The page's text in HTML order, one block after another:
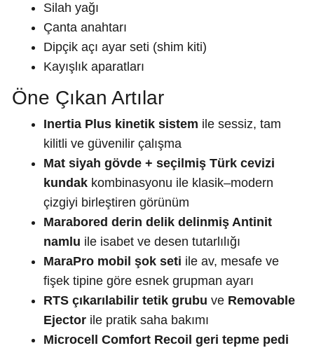
Silah yağı
Çanta anahtarı
Dipçik açı ayar seti (shim kiti)
Kayışlık aparatları
Öne Çıkan Artılar
Inertia Plus kinetik sistem ile sessiz, tam
kilitli ve güvenilir çalışma
Mat siyah gövde + seçilmiş Türk cevizi
kundakkombinasyonu ile klasik–modern
çizgiyi birleştiren görünüm
Marabored derin delik delinmiş Antinit
namlu ile isabet ve desen tutarlılığı
MaraPro mobil şok seti ile av, mesafe ve
fişek tipine göre esnek grupman ayarı
RTS çıkarılabilir tetik grubu ve Removable
Ejectorile pratik saha bakımı
Microcell Comfort Recoil geri tepme pedi